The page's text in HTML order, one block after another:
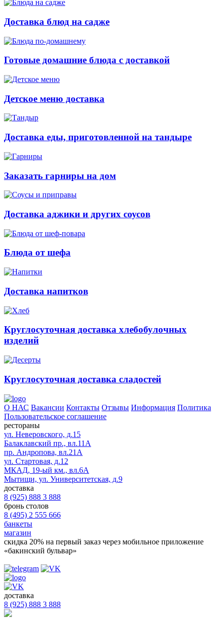
Доставка блюд на садже
Готовые домашние блюда с доставкой
Детское меню доставка
Доставка еды, приготовленной на тандыре
Заказать гарниры на дом
Доставка аджики и других соусов
Блюда от шефа
Доставка напитков
Круглосуточная доставка хлебобулочных
изделий
Круглосуточная доставка сладостей
О НАС Вакансии Контакты Отзывы Информация Политика
Пользовательское соглашение
рестораны
ул. Неверовского, д.15
Балаклавский пр., вл.11А
пр. Андропова, вл.21А
ул. Стартовая, д.12
МКАД, 19-ый км., вл.6А
Мытищи, ул. Университетская, д.9
доставка
8 (925) 888 3 888
бронь столов
8 (495) 2 555 666
банкеты
магазин
скидка 20% на первый заказ через мобильное приложение
«бакинский бульвар»
доставка
8 (925) 888 3 888